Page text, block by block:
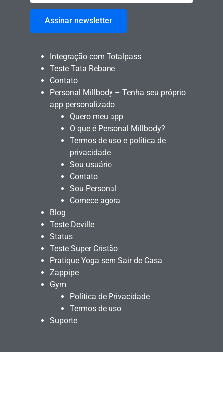
Assinar newsletter
Integração com Totalpass
Teste Tata Rebane
Contato
Personal Millbody – Tenha seu próprio
app personalizado
Quero meu app
O que é Personal Millbody?
Termos de uso e política de
privacidade
Sou usuário
Contato
Sou Personal
Comece agora
Blog
Teste Deville
Status
Teste Super Cristão
Pratique Yoga sem Sair de Casa
Zappipe
Gym
Política de Privacidade
Termos de uso
Suporte